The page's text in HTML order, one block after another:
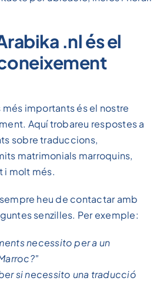
.nl és el
més importants és el nostre
Aquí trobareu respostes a
sobre traduccions,
matrimonials marroquins,
i molt més.
heu de contactar amb
senzilles. Per exemple:
necessito per a un
si necessito una traducció